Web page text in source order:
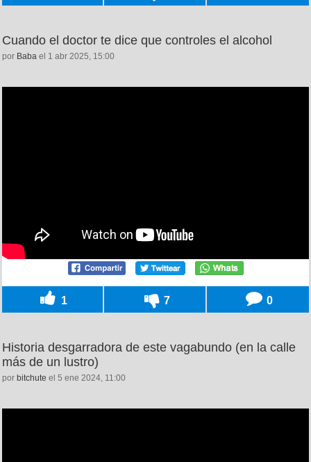
Cuando el doctor te dice que controles el alcohol
por Baba el 1 abr 2025, 15:00
1 7 0
Historia desgarradora de este vagabundo (en la calle
más de un lustro)
por bitchute el 5 ene 2024, 11:00